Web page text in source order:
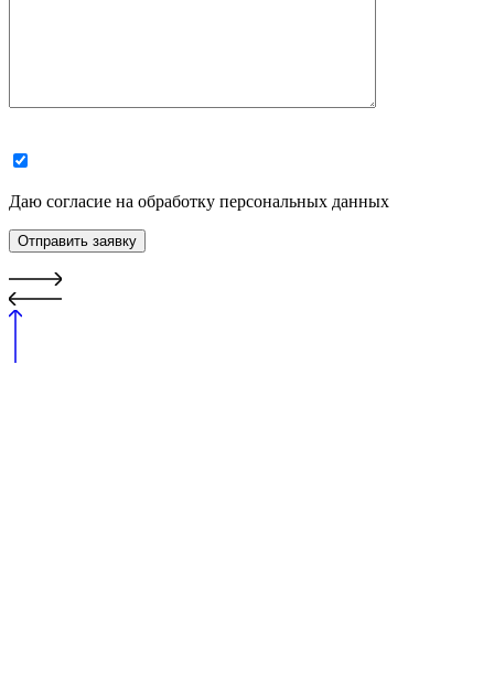
Даю согласие на обработку персональных данных
Отправить заявку